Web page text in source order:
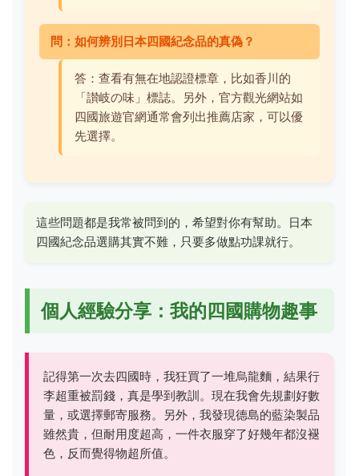
問：如何辨別日本四國紀念品的真偽？
答：查看有無在地認證標章，比如香川的
「讃岐の味」標誌。另外，官方觀光網站如
四國旅遊官網通常會列出推薦店家，可以優
先選擇。
這些問題都是我常被問到的，希望對你有幫助。日本
四國紀念品選購其實不難，只要多做點功課就行。
個人經驗分享：我的四國購物趣事
記得第一次去四國時，我狂買了一堆烏龍麵，結果行
李超重被罰錢，真是學到教訓。現在我會先規劃好數
量，或選擇郵寄服務。另外，我發現德島的藍染製品
雖然貴，但耐用度超高，一件衣服穿了好幾年都沒褪
色，反而覺得物超所值。